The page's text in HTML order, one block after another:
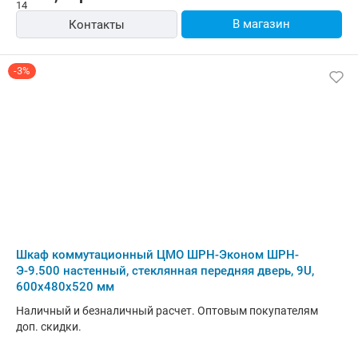
Контакты В магазин
-3%
Шкаф коммутационный ЦМО ШРН-Эконом ШРН-
Э-9.500 настенный, стеклянная передняя дверь, 9U,
600x480x520 мм
Наличный и безналичный расчет. Оптовым покупателям
доп. скидки.